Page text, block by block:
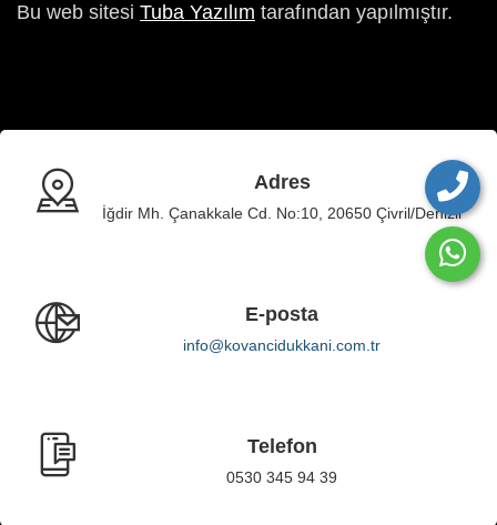
Bu web sitesi Tuba Yazılım tarafından yapılmıştır.
Adres
İğdir Mh. Çanakkale Cd. No:10, 20650 Çivril/Denizli
E-posta
info@kovancidukkani.com.tr
Telefon
0530 345 94 39